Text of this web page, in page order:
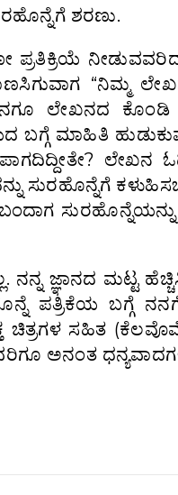
ಶರಣು.
“ನಿಮ್ಮ
ಲೇಖನದ ಕೊಂಡಿ
ಮಾಹಿತಿ
ಲೇಖನ
ಸುರಹೊನ್ನೆಗೆ
ಜ್ಞಾನದ ಮಟ್ಟ
ಪತ್ರಿಕೆಯ ಬಗ್ಗೆ
ಚಿತ್ರಗಳ ಸಹಿತ
ಅನಂತ